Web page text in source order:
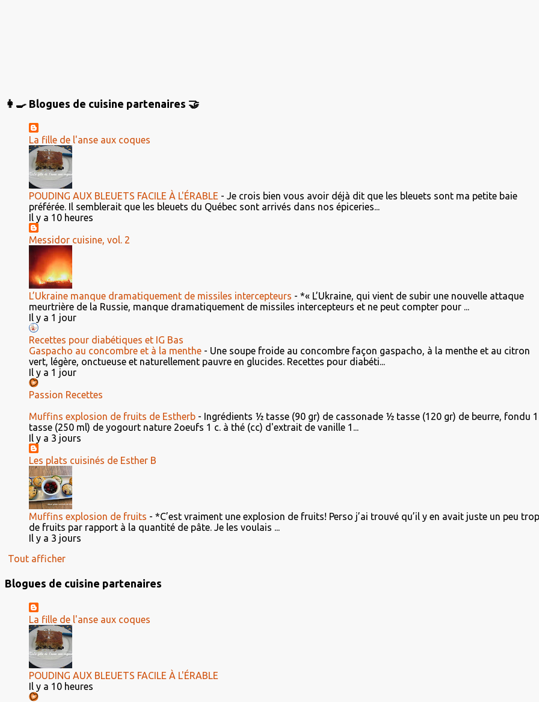
👩‍🍳 Blogues de cuisine partenaires 🤝
La fille de l'anse aux coques
POUDING AUX BLEUETS FACILE À L'ÉRABLE - Je crois bien vous avoir déjà dit que les bleuets sont ma petite baie
préférée. Il semblerait que les bleuets du Québec sont arrivés dans nos épiceries...
Il y a 10 heures
Messidor cuisine, vol. 2
L’Ukraine manque dramatiquement de missiles intercepteurs - *« L’Ukraine, qui vient de subir une nouvelle attaque
meurtrière de la Russie, manque dramatiquement de missiles intercepteurs et ne peut compter pour ...
Il y a 1 jour
Recettes pour diabétiques et IG Bas
Gaspacho au concombre et à la menthe - Une soupe froide au concombre façon gaspacho, à la menthe et au citron
vert, légère, onctueuse et naturellement pauvre en glucides. Recettes pour diabéti...
Il y a 1 jour
Passion Recettes
Muffins explosion de fruits de Estherb - Ingrédients ½ tasse (90 gr) de cassonade ½ tasse (120 gr) de beurre, fondu 1
tasse (250 ml) de yogourt nature 2oeufs 1 c. à thé (cc) d'extrait de vanille 1...
Il y a 3 jours
Les plats cuisinés de Esther B
Muffins explosion de fruits - *C’est vraiment une explosion de fruits! Perso j’ai trouvé qu’il y en avait juste un peu trop
de fruits par rapport à la quantité de pâte. Je les voulais ...
Il y a 3 jours
Tout afficher
Blogues de cuisine partenaires
La fille de l'anse aux coques
POUDING AUX BLEUETS FACILE À L'ÉRABLE
Il y a 10 heures